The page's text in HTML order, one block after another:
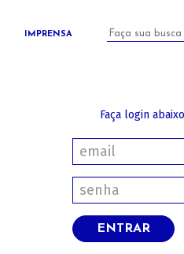
IMPRENSA
Faça login
ENTRAR